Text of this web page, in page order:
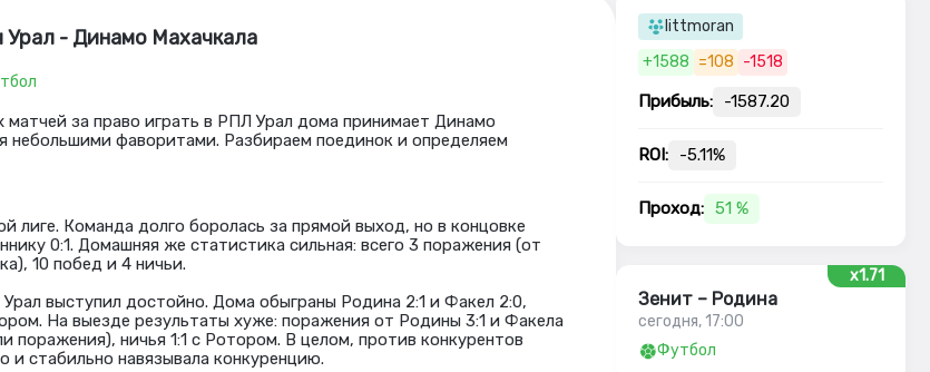
Урал - Динамо Махачкала
матчей за право играть в РПЛ Урал дома принимает Динамо
небольшими фаворитами. Разбираем поединок и определяем
лиге. Команда долго боролась за прямой выход, но в концовке
0:1. Домашняя же статистика сильная: всего 3 поражения (от
10 побед и 4 ничьи.
выступил достойно. Дома обыграны Родина 2:1 и Факел 2:0,
На выезде результаты хуже: поражения от Родины 3:1 и Факела
поражения), ничья 1:1 с Ротором. В целом, против конкурентов
и стабильно навязывала конкуренцию.
littmoran
+1588 =108 -1518
Прибыль: -1587.20
ROI: -5.11%
Проход: 51 %
x1.71
Зенит – Родина
сегодня, 17:00
Футбол